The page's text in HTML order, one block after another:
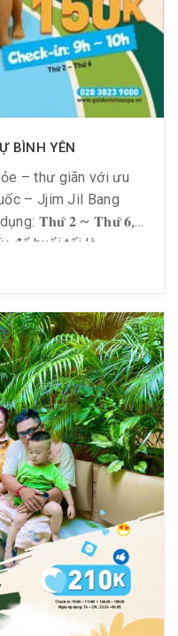
BÌNH YÊN
– thư giãn với ưu
– Jjim Jil Bang
𝐓𝐡𝐮̛́ 𝟐 ~ 𝐓𝐡𝐮̛́ 𝟔,
để buổi tối là
– thư giãn, nhẹ